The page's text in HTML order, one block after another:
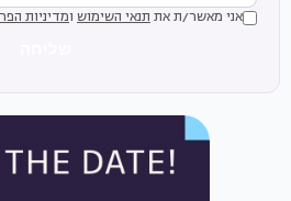
אני מאשר/ת את תנאי השימוש ומדיניות